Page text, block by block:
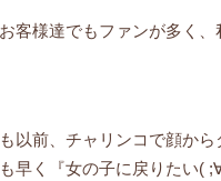
客様達でもファンが多く、
以前、チャリンコで顔から
早く『女の子に戻りたい(